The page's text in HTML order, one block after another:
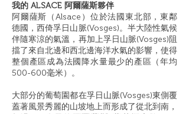
我的 ALSACE ​阿爾薩斯夥伴
阿爾薩斯（Alsace）位於法國東北部，東鄰
德國，西倚孚日山脈(Vosges)。半大陸性氣候
伴隨寒涼的氣溫，再加上孚日山脈(Vosges)阻
擋了來自北邊和西北邊海洋水氣的影響，使得
整個產區成為法國降水量最少的產區（年均
500-600毫米）。
大部分的葡萄園都在孚日山脈(Vosges)東側覆
蓋著風景秀麗的山坡地上而形成了從北到南，